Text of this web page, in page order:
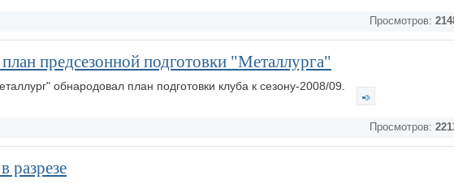
Просмотров:
предсезонной подготовки "Металлурга"
обнародовал план подготовки клуба к сезону-2008/09.
Просмотров:
разрезе